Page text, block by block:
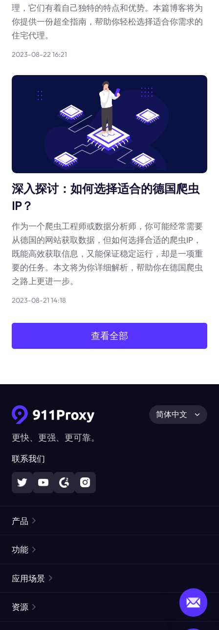
理，它们有着自己独特的特点和优势。本篇博客将为
你提供一份超全指南，帮助你轻松选择适合你需求的
住宅代理。
2023-08-22 16:21
深入探讨：如何选择适合的德国爬虫
IP？
作为一个爬虫工程师或数据分析师，你可能经常需要
从德国的网站获取数据，但如何选择合适的爬虫IP，
既能高效获取信息，又能保证稳定运行，却是一项重
要的任务。本文将为你详细解析，帮助你在德国爬虫
之路上更进一步。
2023-08-21 14:18
查看全部
更快、更强、更可靠。
联系我们
简体中文
产品
静态住宅代理
功能
ISP代理
应用场景
资源